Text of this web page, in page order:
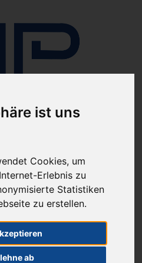
ist uns
Cookies, um
Erlebnis zu
Statistiken
zu erstellen.
ab
Sie haben Fragen?
07641-9360300